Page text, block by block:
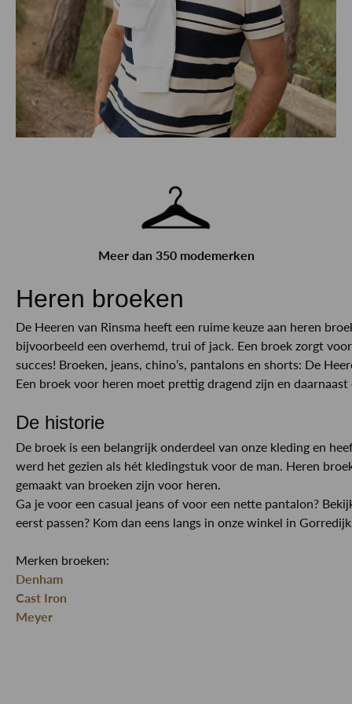
Meer dan 350 modemerken
Heren broeken
De Heeren van Rinsma heeft een ruime keuze aan heren
bijvoorbeeld een overhemd, trui of jack. Een broek zorgt
succes! Broeken, jeans, chino’s, pantalons en shorts: De
Een broek voor heren moet prettig dragend zijn en
De historie
De broek is een belangrijk onderdeel van onze kleding en
werd het gezien als hét kledingstuk voor de man. Heren
gemaakt van broeken zijn voor heren.
Ga je voor een casual jeans of voor een nette pantalon?
eerst passen? Kom dan eens langs in onze winkel in Gorredijk.
Merken broeken:
Denham
Cast Iron
Meyer